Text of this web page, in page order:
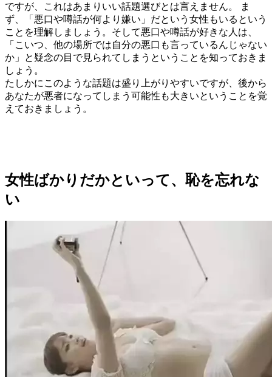
ですが、これはあまりいい話題選びとは言えません。 ま
ず、「悪口や噂話が何より嫌い」だという女性もいるという
ことを理解しましょう。そして悪口や噂話が好きな人は、
「こいつ、他の場所では自分の悪口も言っているんじゃない
か」と疑念の目で見られてしまうということを知っておきま
しょう。
たしかにこのような話題は盛り上がりやすいですが、後から
あなたが悪者になってしまう可能性も大きいということを覚
えておきましょう。
女性ばかりだかといって、恥を忘れな
い